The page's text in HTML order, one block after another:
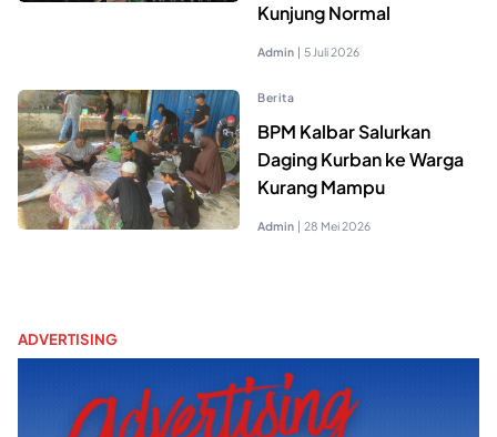
Kunjung Normal
Admin | 5 Juli 2026
Berita
BPM Kalbar Salurkan
Daging Kurban ke Warga
Kurang Mampu
Admin | 28 Mei 2026
ADVERTISING